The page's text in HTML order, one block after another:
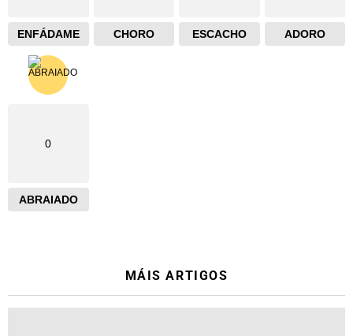
ENFÁDAME CHORO ESCACHO ADORO
0
ABRAIADO
MÁIS ARTIGOS